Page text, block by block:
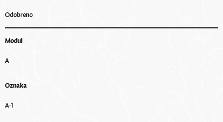
Odobreno
Modul
A
Oznaka
A-1